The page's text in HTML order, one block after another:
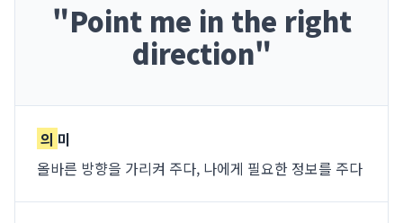
"Point me in the right
direction"
의 미
올바른 방향을 가리켜 주다, 나에게 필요한 정보를 주다